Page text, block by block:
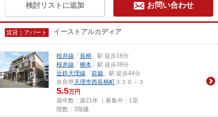
検討リストに追加 お問い合わせ
賃貸｜アパート イーストアルカディア
桜井線 「 長柄 」駅 徒歩16分
桜井線 「 柳本 」駅 徒歩39分
近鉄天理線 「 前栽 」駅 徒歩44分
奈良県天理市西長柄町 ３３０－３
5.5万円
築年数：築21年 ｜募集中： 1室
階数：3階建